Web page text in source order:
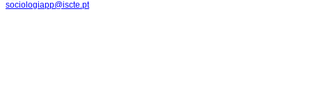
sociologiapp@iscte.pt